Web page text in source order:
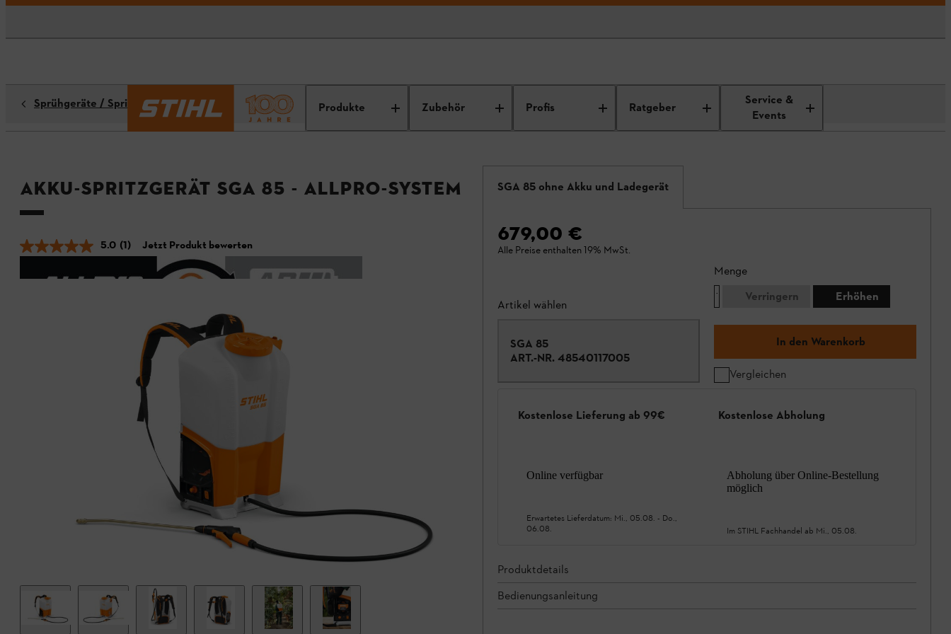
Produkte Zubehör Profis Ratgeber
Service &
Events
Sprühgeräte / Spritzgeräte
Akku-Spritzgerät SGA 85 - ALLPRO-System
5.0 (1) Jetzt Produkt bewerten
SGA 85 ohne Akku und Ladegerät
679,00 €
Alle Preise enthalten 19% MwSt.
Artikel wählen
SGA 85
ART.-NR. 48540117005
Menge
Verringern
Erhöhen
In den Warenkorb
Vergleichen
Kostenlose Lieferung ab 99€
Online verfügbar
Erwartetes Lieferdatum: Mi., 05.08. - Do.,
06.08.
Kostenlose Abholung
Abholung über Online-Bestellung
möglich
Im STIHL Fachhandel ab Mi., 05.08.
Produktdetails
Bedienungsanleitung